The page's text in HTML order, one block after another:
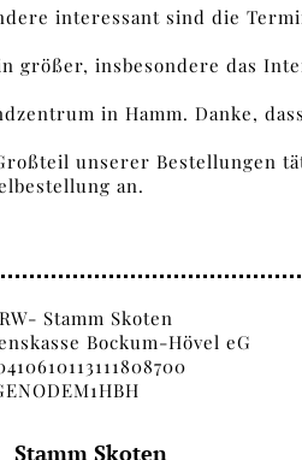
interessant sind die
größer, insbesondere das
in Hamm. Danke,
unserer Bestellungen
an.
Stamm Skoten
Bockum-Hövel eG
Stamm Skoten